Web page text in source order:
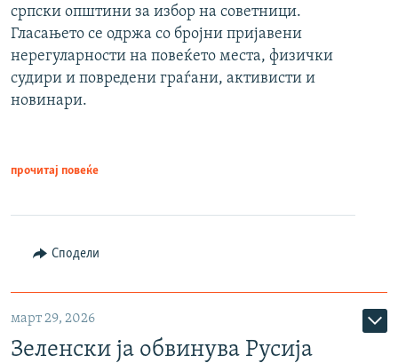
српски општини за избор на советници.
Гласањето се одржа со бројни пријавени
нерегуларности на повеќето места, физички
судири и повредени граѓани, активисти и
новинари.
прочитај повеќе
Сподели
март 29, 2026
Зеленски ја обвинува Русија